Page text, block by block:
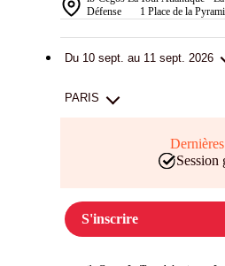
Défense
1 Place de la
Du 10 sept. au 11 sept. 2026
PARIS
Session
S'inscrire